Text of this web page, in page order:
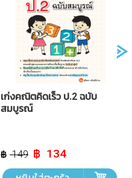
เก่งคณิตคิดเร็ว ป.2 ฉบับ
สมบูรณ์
149 Original
price
was:
134Current
price
is: